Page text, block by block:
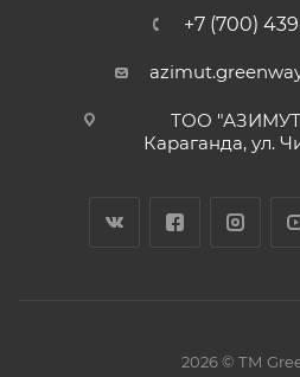
+7 (700)
ТОО "АЗИМУТ
Караганда, ул.
2026 © ТМ